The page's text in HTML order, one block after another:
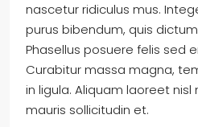
nascetur ridiculus mus.
purus bibendum, quis
Phasellus posuere felis sed
Curabitur massa magna,
in ligula. Aliquam laoreet
mauris sollicitudin et.